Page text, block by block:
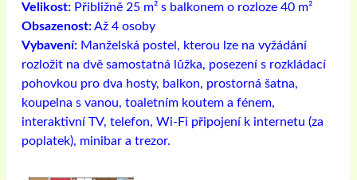
Velikost: Přibližně 25 m² s balkonem o rozloze 40 m²
Obsazenost:Až 4 osoby
Vybavení: Manželská postel, kterou lze na vyžádání
rozložit na dvě samostatná lůžka, posezení s rozkládací
pohovkou pro dva hosty, balkon, prostorná šatna,
koupelna s vanou, toaletním koutem a fénem, ​​
interaktivní TV, telefon, Wi-Fi připojení k internetu (za
poplatek), minibar a trezor.